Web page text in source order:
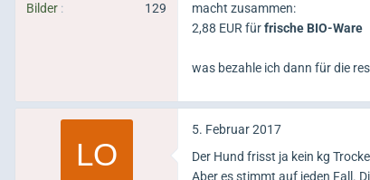
Bilder
129
macht zusammen:
2,88 EUR fürfrische BIO-Ware
was bezahle ich dann für die
5. Februar 2017
Der Hund frisst ja kein kg
Aber es stimmt auf jeden Fall.